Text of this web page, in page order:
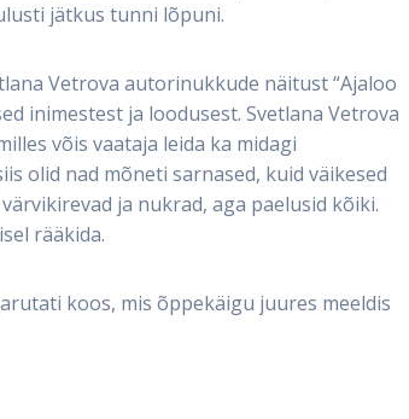
jätkus tunni lõpuni.
Vetrova autorinukkude näitust “Ajaloo
inimestest ja loodusest. Svetlana Vetrova
võis vaataja leida ka midagi
olid nad mõneti sarnased, kuid väikesed
ja nukrad, aga paelusid kõiki.
rääkida.
koos, mis õppekäigu juures meeldis